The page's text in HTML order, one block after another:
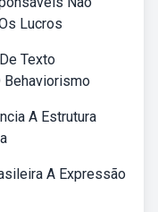
Lucros
Texto
Behaviorismo
A Estrutura
A Expressão